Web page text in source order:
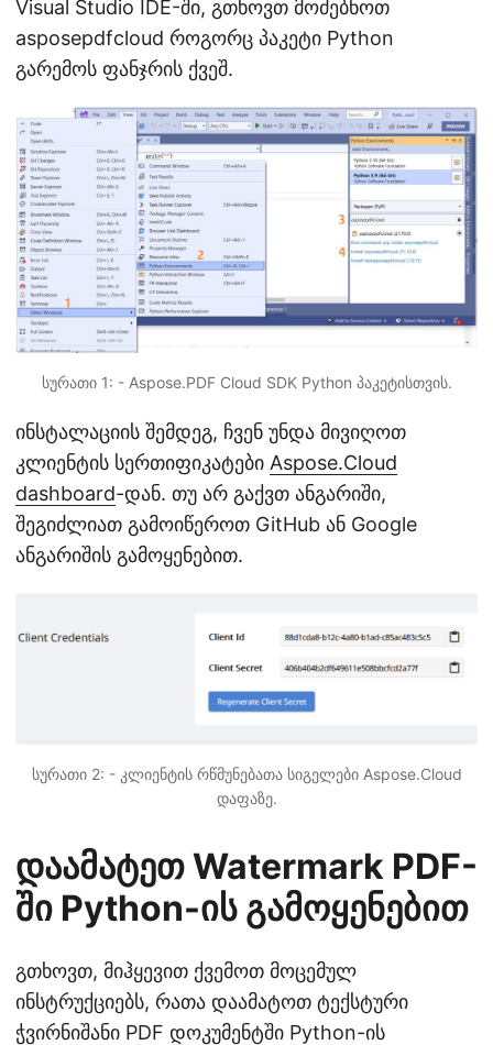
Visual Studio IDE-ში, გთხოვთ მოძებნოთ
asposepdfcloud როგორც პაკეტი Python
გარემოს ფანჯრის ქვეშ.
სურათი 1: - Aspose.PDF Cloud SDK Python პაკეტისთვის.
ინსტალაციის შემდეგ, ჩვენ უნდა მივიღოთ
კლიენტის სერთიფიკატები Aspose.Cloud
dashboard-დან. თუ არ გაქვთ ანგარიში,
შეგიძლიათ გამოიწეროთ GitHub ან Google
ანგარიშის გამოყენებით.
სურათი 2: - კლიენტის რწმუნებათა სიგელები Aspose.Cloud
დაფაზე.
დაამატეთ Watermark PDF-
ში Python-ის გამოყენებით
გთხოვთ, მიჰყევით ქვემოთ მოცემულ
ინსტრუქციებს, რათა დაამატოთ ტექსტური
ჭვირნიშანი PDF დოკუმენტში Python-ის